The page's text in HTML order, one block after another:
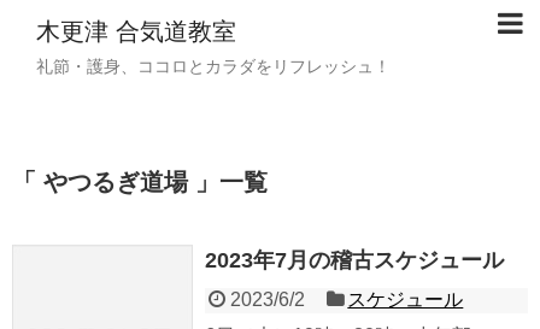
木更津 合気道教室
礼節・護身、ココロとカラダをリフレッシュ！
「 やつるぎ道場 」一覧
2023年7月の稽古スケジュール
2023/6/2
スケジュール